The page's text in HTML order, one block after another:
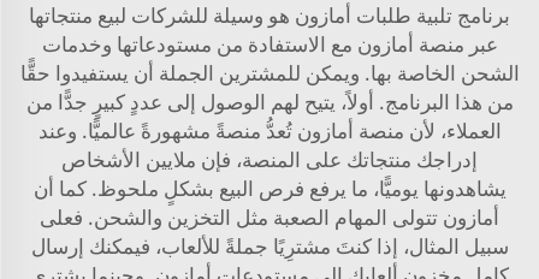
برنامج تلبية طلبات أمازون هو وسيلة للشركات لبيع منتجاتها
عبر منصة أمازون مع الاستفادة من مستودعاتها وخدمات
الشحن الخاصة بها. ويمكن للمشترين الجملة أن يستفيدوا حقًّا
من هذا البرنامج. أولاً، يتيح لهم الوصول إلى عددٍ كبيرٍ جدًّا من
العملاء، لأن منصة أمازون تُعدُّ منصةً مشهورةً عالميًّا. وعند
إدراجك منتجاتك على المنصة، فإن ملايين الأشخاص
يشاهدونها يوميًّا، ما يرفع فرص البيع بشكلٍ ملحوظ. كما أن
أمازون تتولى المهام الصعبة مثل التخزين والشحن. فعلى
سبيل المثال، إذا كنتَ مشترِيًا جملةً للألعاب، فيمكنك إرسال